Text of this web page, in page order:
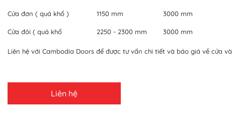
Cửa đơn ( quá khổ ) 1150 mm 3000 mm
Cửa đôi ( quá khổ 2250 - 2300 mm 3000 mm
Liên hệ với Cambodia Doors để được tư vấn chi tiết và báo giá về cửa
Liên hệ